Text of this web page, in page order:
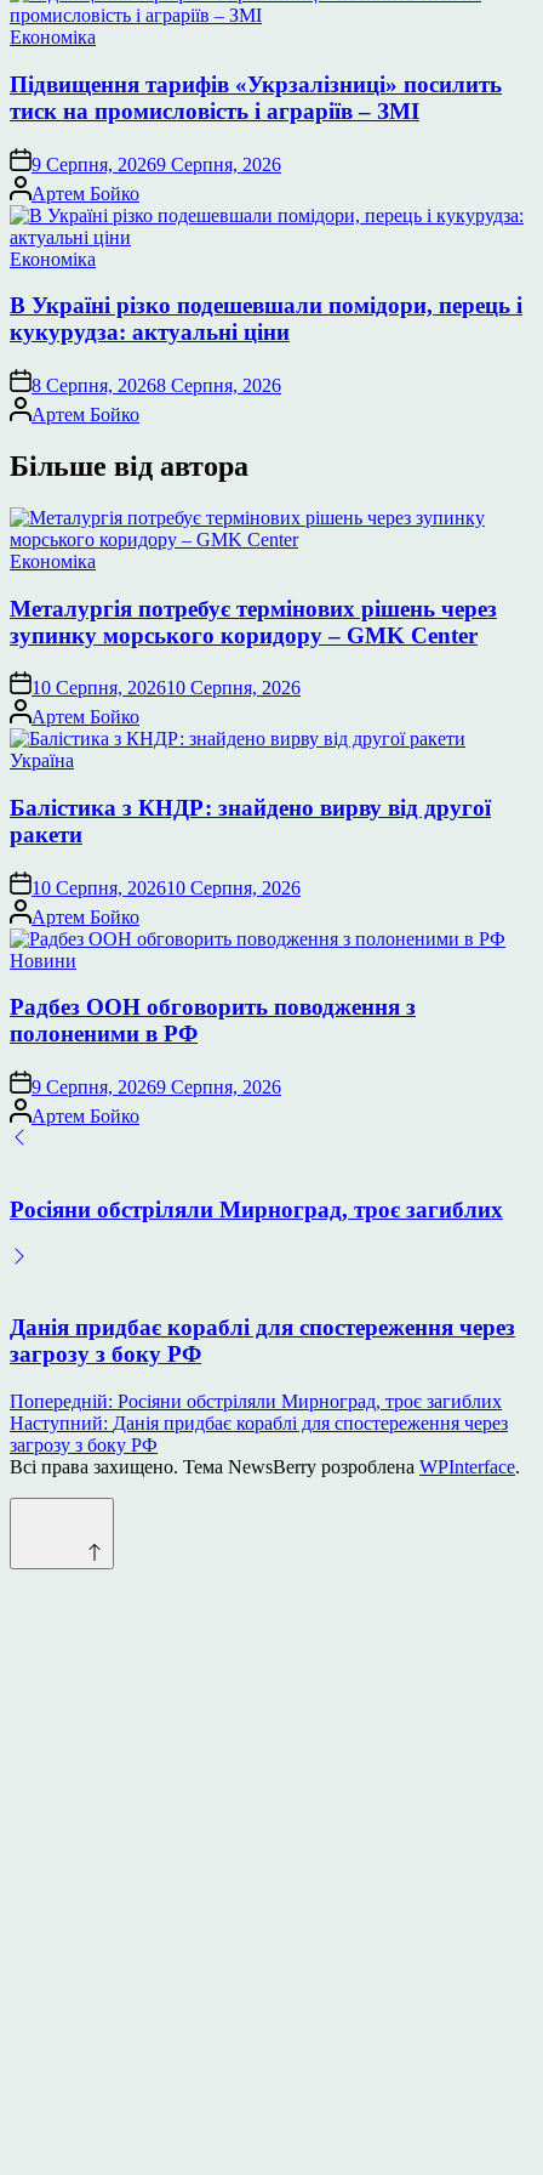
Опублікувати
Економіка
Підвищення тарифів «Укрзалізниці» посилить
тиск на промисловість і аграріїв – ЗМІ
9 Серпня, 20269 Серпня, 2026
Опубліковано
Артем Бойко
Опублікувати
Економіка
В Україні різко подешевшали помідори, перець і
кукурудза: актуальні ціни
8 Серпня, 20268 Серпня, 2026
Опубліковано
Артем Бойко
Більше від автора
Опублікувати
Економіка
Металургія потребує термінових рішень через
зупинку морського коридору – GMK Center
10 Серпня, 202610 Серпня, 2026
Опубліковано
Артем Бойко
Опублікувати
Україна
Балістика з КНДР: знайдено вирву від другої
ракети
10 Серпня, 202610 Серпня, 2026
Опубліковано
Артем Бойко
Опублікувати
Новини
Радбез ООН обговорить поводження з
полоненими в РФ
9 Серпня, 20269 Серпня, 2026
Опубліковано
Артем Бойко
Росіяни обстріляли Мирноград, троє загиблих
Данія придбає кораблі для спостереження через
загрозу з боку РФ
Навігація
записів
Попередній: Росіяни обстріляли Мирноград, троє загиблих
Наступний: Данія придбає кораблі для спостереження через
загрозу з боку РФ
Всі права захищено. Тема NewsBerry розроблена WPInterface.